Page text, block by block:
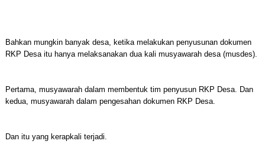
Bahkan mungkin banyak desa, ketika melakukan penyusunan dokumen
RKP Desa itu hanya melaksanakan dua kali musyawarah desa (musdes).
Pertama, musyawarah dalam membentuk tim penyusun RKP Desa. Dan
kedua, musyawarah dalam pengesahan dokumen RKP Desa.
Dan itu yang kerapkali terjadi.